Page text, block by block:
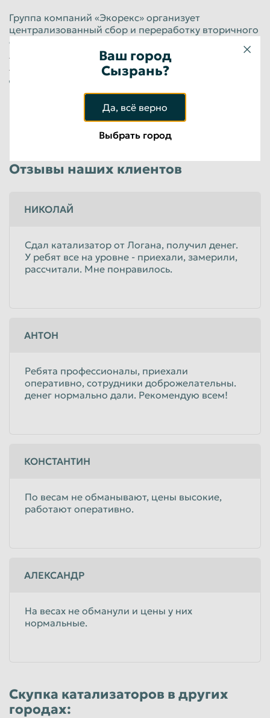
Группа компаний «Экорекс» организует
централизованный сбор и переработку вторичного
сырья. В наши пункты приема Вы сможете
лом цветных металлов
, отходы пленки,макулатуру
другое. Вы всегда сможете получить лучшие цены
+7 (923) 148-54-33
Отзывы наших клиентов
НИКОЛАЙ
Сдал катализатор от Логана, получил денег.
У ребят все на уровне - приехали, замерили,
рассчитали. Мне понравилось.
АНТОН
Ребята профессионалы, приехали
оперативно, сотрудники доброжелательны.
денег нормально дали. Рекомендую всем!
КОНСТАНТИН
По весам не обманывают, цены высокие,
работают оперативно.
АЛЕКСАНДР
На весах не обманули и цены у них
нормальные.
Скупка катализаторов в других
городах:
Ваш город
Сызрань?
Да, всё верно
Выбрать город